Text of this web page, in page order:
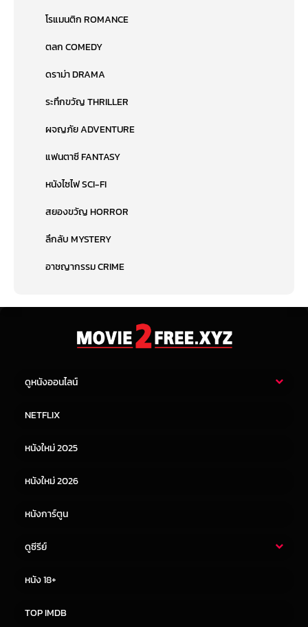
โรแมนติก ROMANCE
ตลก COMEDY
ดราม่า DRAMA
ระทึกขวัญ THRILLER
ผจญภัย ADVENTURE
แฟนตาซี FANTASY
หนังไซไฟ SCI-FI
สยองขวัญ HORROR
ลึกลับ MYSTERY
อาชญากรรม CRIME
ดูหนังออนไลน์
หนังจีน
NETFLIX
หนังใหม่ 2025
หนังใหม่ 2026
หนังการ์ตูน
ดูซีรีย์
หนัง 18+
TOP IMDB